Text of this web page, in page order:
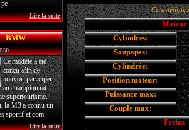
Lire la suite
BMW
Ce modèle a été
conçu afin de
pouvoir participer
au championnat
supertourisme.
la M3 a connu un
sportif et com
Lire la suite
Moteur
Cylindres:
Soupapes:
Cylindrée:
Position moteur:
Puissance max:
Couple max:
Freins